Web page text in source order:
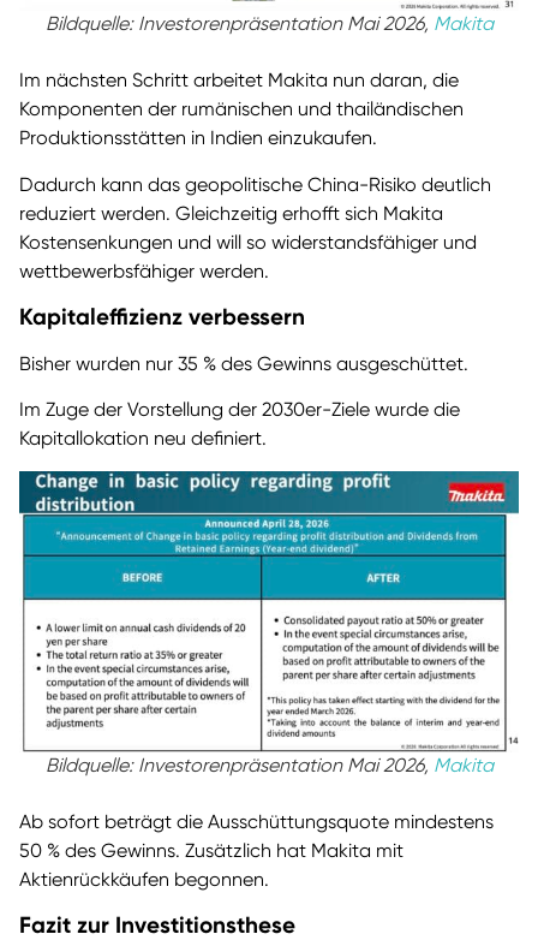
Bildquelle: Investorenpräsentation Mai 2026, Makita
Im nächsten Schritt arbeitet Makita nun daran, die
Komponenten der rumänischen und thailändischen
Produktionsstätten in Indien einzukaufen.
Dadurch kann das geopolitische China-Risiko deutlich
reduziert werden. Gleichzeitig erhofft sich Makita
Kostensenkungen und will so widerstandsfähiger und
wettbewerbsfähiger werden.
Kapitaleffizienz verbessern
Bisher wurden nur 35 % des Gewinns ausgeschüttet.
Im Zuge der Vorstellung der 2030er-Ziele wurde die
Kapitallokation neu definiert.
Bildquelle: Investorenpräsentation Mai 2026, Makita
Ab sofort beträgt die Ausschüttungsquote mindestens
50 % des Gewinns. Zusätzlich hat Makita mit
Aktienrückkäufen begonnen.
Fazit zur Investitionsthese